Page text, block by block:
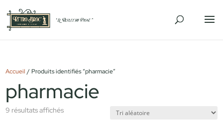
Accueil / Produits identifiés “pharmacie”
pharmacie
9 résultats affichés